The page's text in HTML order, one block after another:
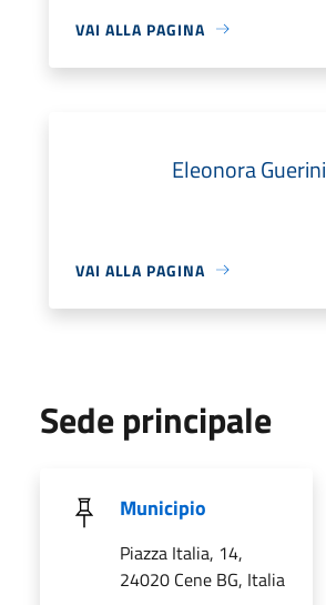
VAI ALLA PAGINA
Eleonora Guerini
VAI ALLA PAGINA
Sede principale
Municipio
Piazza Italia, 14,
24020 Cene BG, Italia